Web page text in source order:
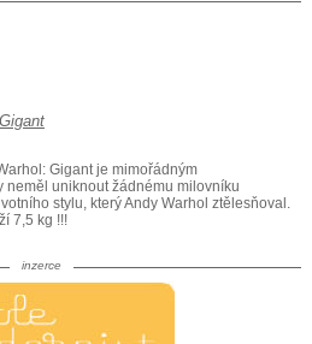
Gigant je mimořádným
neměl uniknout žádnému milovníku
stylu, který Andy Warhol ztělesňoval.
7,5 kg !!!
inzerce